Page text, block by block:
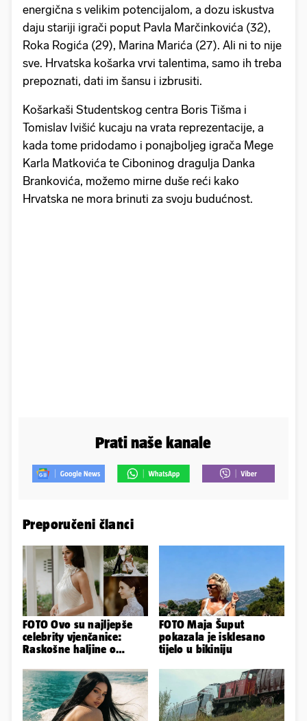
energična s velikim potencijalom, a dozu iskustva
daju stariji igrači poput Pavla Marčinkovića (32),
Roka Rogića (29), Marina Marića (27). Ali ni to nije
sve. Hrvatska košarka vrvi talentima, samo ih treba
prepoznati, dati im šansu i izbrusiti.
Košarkaši Studentskog centra Boris Tišma i
Tomislav Ivišić kucaju na vrata reprezentacije, a
kada tome pridodamo i ponajboljeg igrača Mege
Karla Matkovića te Ciboninog dragulja Danka
Brankovića, možemo mirne duše reći kako
Hrvatska ne mora brinuti za svoju budućnost.
Prati naše kanale
Preporučeni članci
FOTO Ovo su najljepše
celebrity vjenčanice:
Raskošne haljine o
svijet
FOTO Maja Šuput
pokazala je isklesano
tijelo u bikiniju